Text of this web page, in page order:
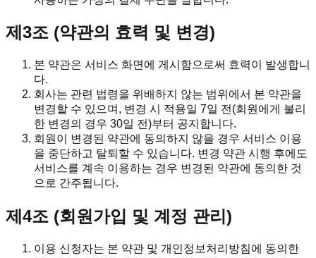
제3조 (약관의 효력 및 변경)
본 약관은 서비스 화면에 게시함으로써 효력이 발생합니
다.
회사는 관련 법령을 위배하지 않는 범위에서 본 약관을
변경할 수 있으며, 변경 시 적용일 7일 전(회원에게 불리
한 변경의 경우 30일 전)부터 공지합니다.
회원이 변경된 약관에 동의하지 않을 경우 서비스 이용
을 중단하고 탈퇴할 수 있습니다. 변경 약관 시행 후에도
서비스를 계속 이용하는 경우 변경된 약관에 동의한 것
으로 간주됩니다.
제4조 (회원가입 및 계정 관리)
이용 신청자는 본 약관 및 개인정보처리방침에 동의한